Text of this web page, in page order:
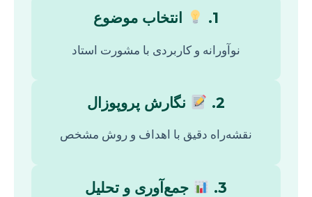
1. انتخاب موضوع
نوآورانه و کاربردی با مشورت استاد
2. نگارش پروپوزال
نقشه‌راه دقیق با اهداف و روش مشخص
3. جمع‌آوری و تحلیل